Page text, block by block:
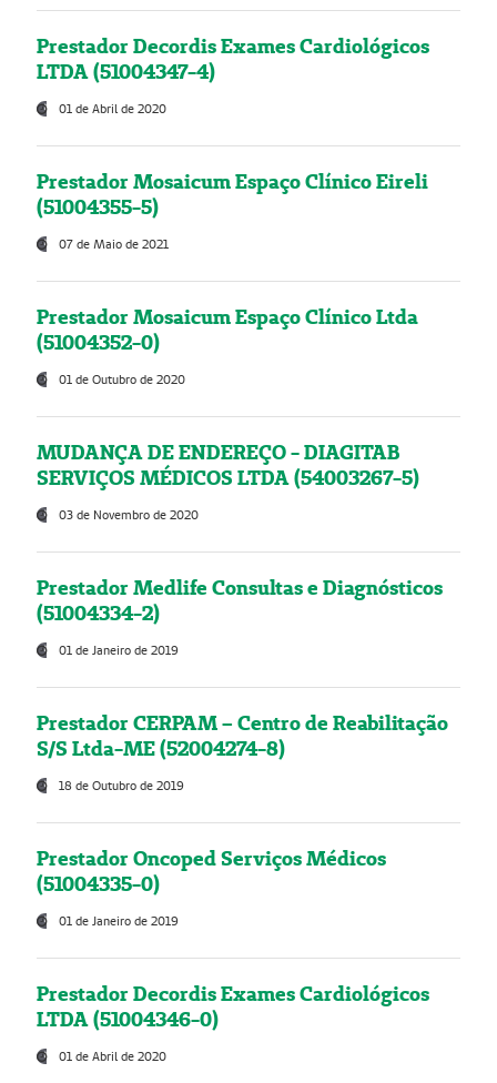
Prestador Decordis Exames Cardiológicos
LTDA (51004347-4)
01 de Abril de 2020
Prestador Mosaicum Espaço Clínico Eireli
(51004355-5)
07 de Maio de 2021
Prestador Mosaicum Espaço Clínico Ltda
(51004352-0)
01 de Outubro de 2020
MUDANÇA DE ENDEREÇO - DIAGITAB
SERVIÇOS MÉDICOS LTDA (54003267-5)
03 de Novembro de 2020
Prestador Medlife Consultas e Diagnósticos
(51004334-2)
01 de Janeiro de 2019
Prestador CERPAM – Centro de Reabilitação
S/S Ltda-ME (52004274-8)
18 de Outubro de 2019
Prestador Oncoped Serviços Médicos
(51004335-0)
01 de Janeiro de 2019
Prestador Decordis Exames Cardiológicos
LTDA (51004346-0)
01 de Abril de 2020